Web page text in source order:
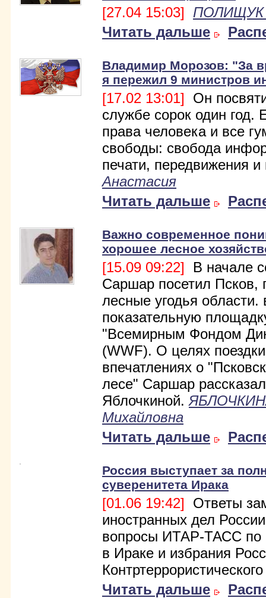
[27.04 15:03]
ПОЛИЩУК
Читать дальше
Владимир Морозов: "За
я пережил 9 министров
[17.02 13:01] Он
службе сорок один год.
права человека и все
свободы: свобода
печати, передвижения и
Анастасия
Читать дальше
Важно современное
хорошее лесное
[15.09 09:22] В начале
Саршар посетил Псков,
лесные угодья
показательную
"Всемирным Фондом
(WWF). О целях
впечатлениях о
лесе" Саршар
Яблочкиной.
Михайловна
Читать дальше
Россия выступает за
суверенитета Ирака
[01.06 19:42] Ответы
иностранных дел
вопросы ИТАР-ТАСС по
в Ираке и избрания
Читать дальше